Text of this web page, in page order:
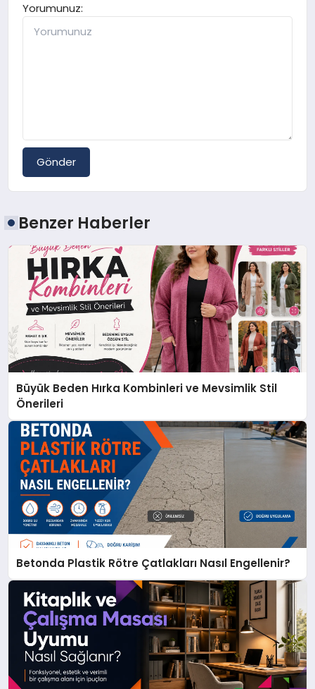
Yorumunuz:
Gönder
Benzer Haberler
Büyük Beden Hırka Kombinleri ve Mevsimlik Stil
Önerileri
Betonda Plastik Rötre Çatlakları Nasıl Engellenir?